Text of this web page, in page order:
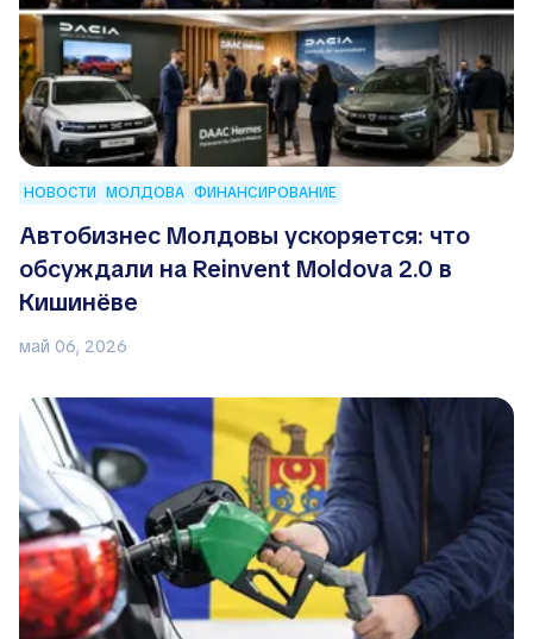
НОВОСТИ МОЛДОВА ФИНАНСИРОВАНИЕ
Автобизнес Молдовы ускоряется: что
обсуждали на Reinvent Moldova 2.0 в
Кишинёве
май 06, 2026